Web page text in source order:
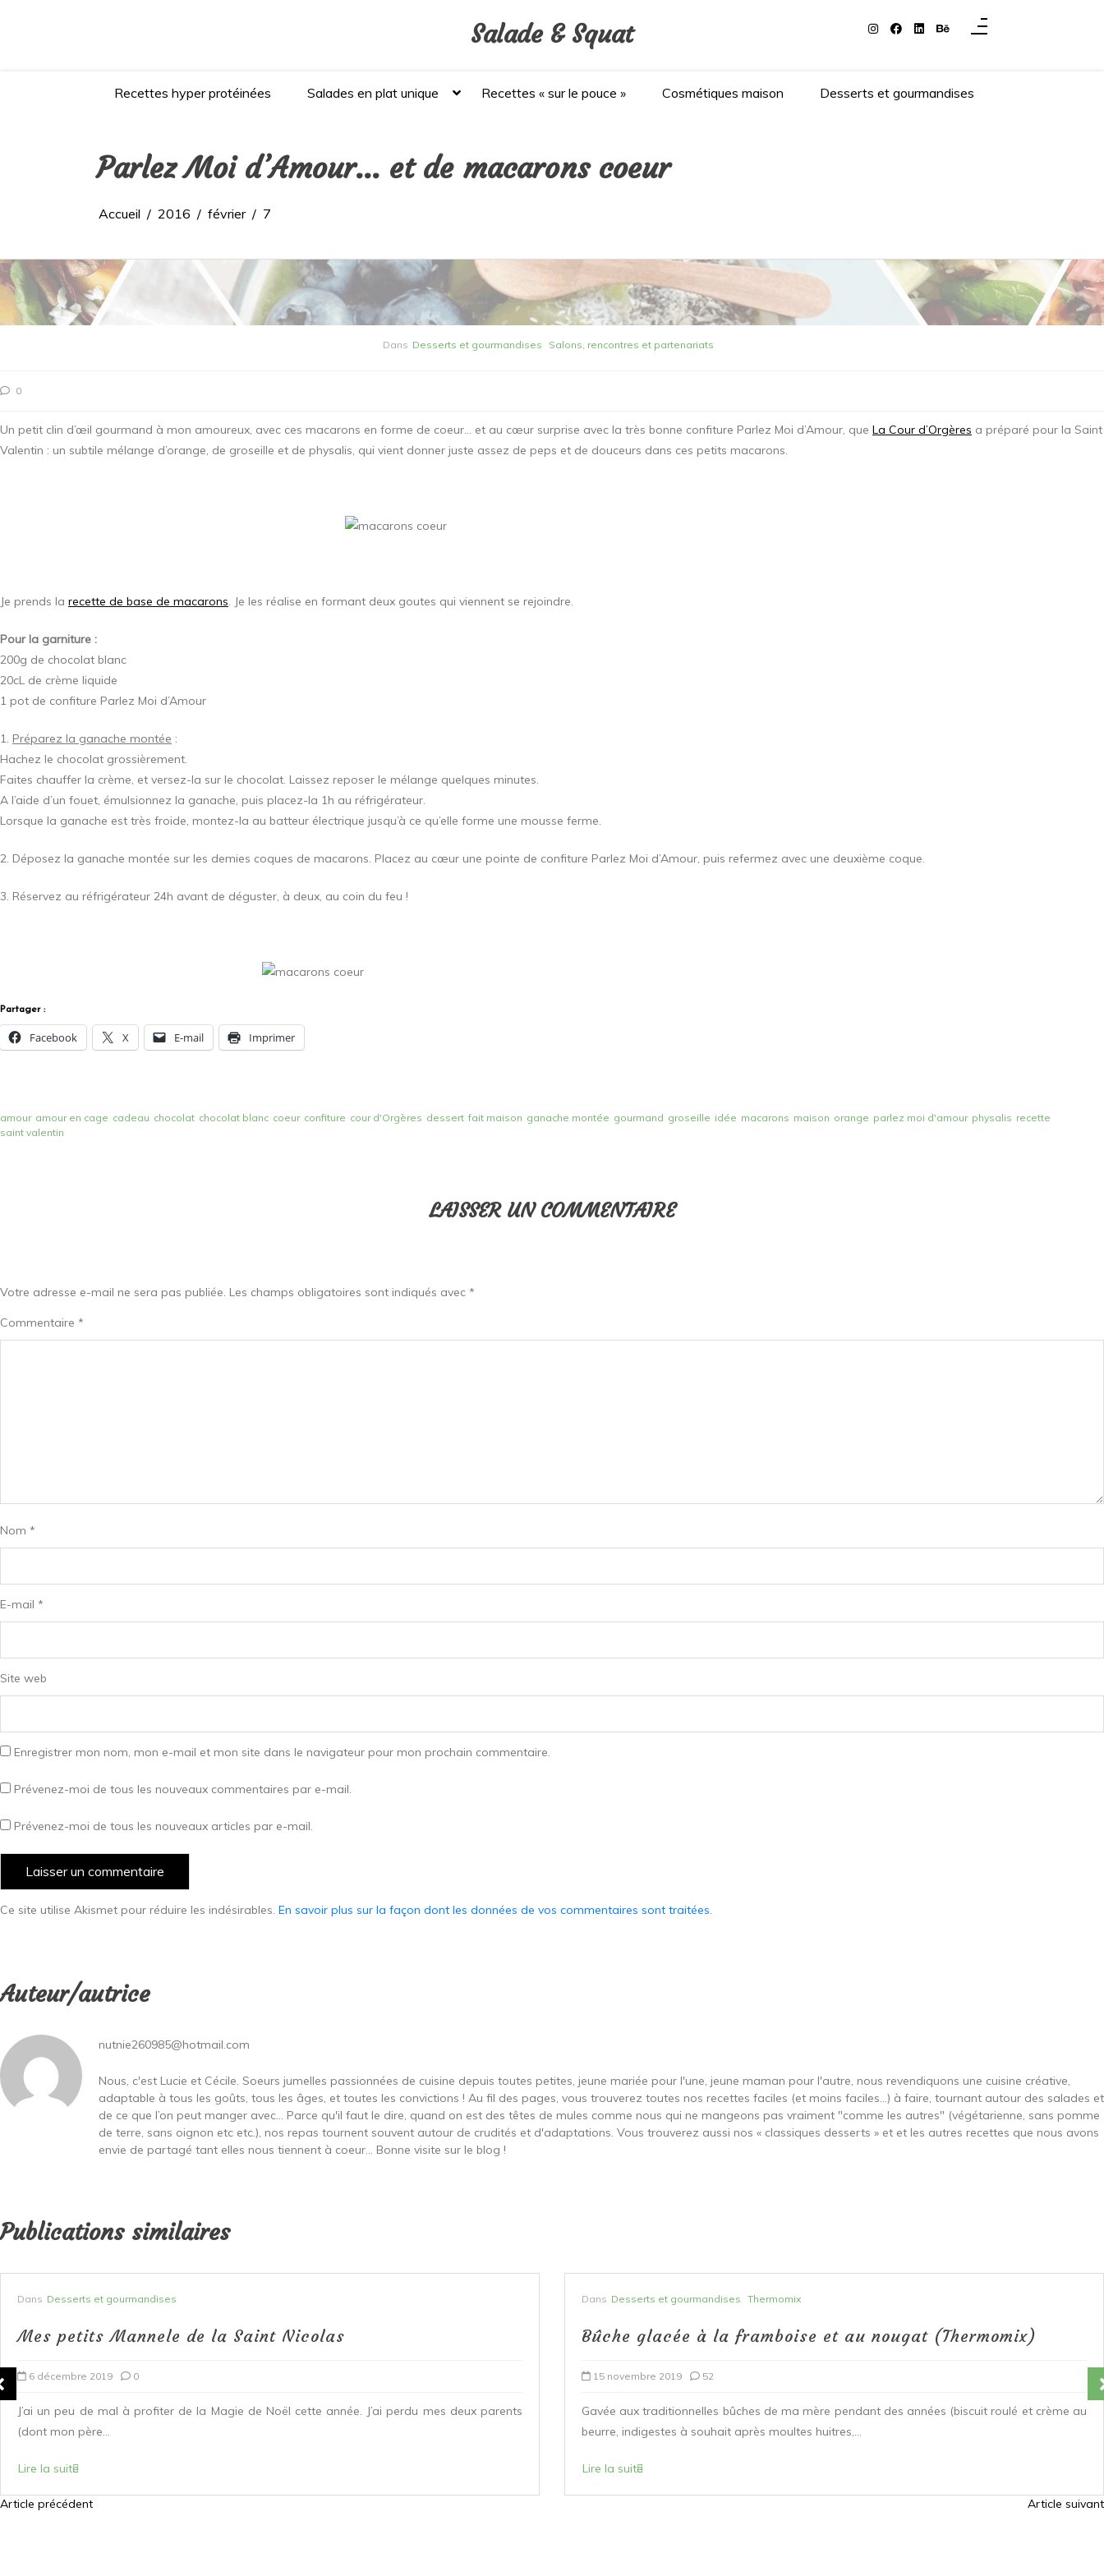
Salade & Squat
Recettes hyper protéinées Salades en plat unique Recettes « sur le pouce » Cosmétiques maison Desserts et gourmandises
Parlez Moi d’Amour… et de macarons coeur
Accueil 2016 février 7
Dans Desserts et gourmandises Salons, rencontres et partenariats
0
Un petit clin d’œil gourmand à mon amoureux, avec ces macarons en forme de coeur… et au cœur surprise avec la très bonne confiture Parlez Moi d’Amour, que La Cour d’Orgères a préparé pour la Saint
Valentin : un subtile mélange d’orange, de groseille et de physalis, qui vient donner juste assez de peps et de douceurs dans ces petits macarons.
Je prends la recette de base de macarons. Je les réalise en formant deux goutes qui viennent se rejoindre.
Pour la garniture :
200g de chocolat blanc
20cL de crème liquide
1 pot de confiture Parlez Moi d’Amour
1. Préparez la ganache montée :
Hachez le chocolat grossièrement.
Faites chauffer la crème, et versez-la sur le chocolat. Laissez reposer le mélange quelques minutes.
A l’aide d’un fouet, émulsionnez la ganache, puis placez-la 1h au réfrigérateur.
Lorsque la ganache est très froide, montez-la au batteur électrique jusqu’à ce qu’elle forme une mousse ferme.
2. Déposez la ganache montée sur les demies coques de macarons. Placez au cœur une pointe de confiture Parlez Moi d’Amour, puis refermez avec une deuxième coque.
3. Réservez au réfrigérateur 24h avant de déguster, à deux, au coin du feu !
Partager :
Facebook X E-mail Imprimer
amour amour en cage cadeau chocolat chocolat blanc coeur confiture cour d'Orgères dessert fait maison ganache montée gourmand groseille idée macarons maison orange parlez moi d'amour physalis recette
saint valentin
LAISSER UN COMMENTAIRE
Votre adresse e-mail ne sera pas publiée. Les champs obligatoires sont indiqués avec *
Commentaire *
Nom *
E-mail *
Site web
Enregistrer mon nom, mon e-mail et mon site dans le navigateur pour mon prochain commentaire.
Prévenez-moi de tous les nouveaux commentaires par e-mail.
Prévenez-moi de tous les nouveaux articles par e-mail.
Ce site utilise Akismet pour réduire les indésirables. En savoir plus sur la façon dont les données de vos commentaires sont traitées.
Auteur/autrice
nutnie260985@hotmail.com
Nous, c'est Lucie et Cécile. Soeurs jumelles passionnées de cuisine depuis toutes petites, jeune mariée pour l'une, jeune maman pour l'autre, nous revendiquons une cuisine créative,
adaptable à tous les goûts, tous les âges, et toutes les convictions ! Au fil des pages, vous trouverez toutes nos recettes faciles (et moins faciles…) à faire, tournant autour des salades et
de ce que l’on peut manger avec… Parce qu'il faut le dire, quand on est des têtes de mules comme nous qui ne mangeons pas vraiment "comme les autres" (végétarienne, sans pomme
de terre, sans oignon etc etc.), nos repas tournent souvent autour de crudités et d'adaptations. Vous trouverez aussi nos « classiques desserts » et et les autres recettes que nous avons
envie de partagé tant elles nous tiennent à coeur... Bonne visite sur le blog !
Publications similaires
Dans Desserts et gourmandises
Mes petits Mannele de la Saint Nicolas
6 décembre 2019 0
J’ai un peu de mal à profiter de la Magie de Noël cette année. J’ai perdu mes deux parents
(dont mon père...
Lire la suite
Dans Desserts et gourmandises Thermomix
Bûche glacée à la framboise et au nougat (Thermomix)
15 novembre 2019 52
Gavée aux traditionnelles bûches de ma mère pendant des années (biscuit roulé et crème au
beurre, indigestes à souhait après moultes huitres,...
Lire la suite
N
Article précédent Article suivant